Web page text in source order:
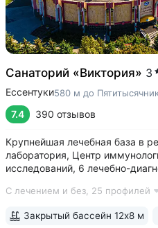
Санаторий «Виктория» 3
Ессентуки580 м до
7.4 390 отзывов
Крупнейшая лечебная база в
лаборатория, Центр
исследований, 6 лечебно-
Ессентуков. 18 минут
С лечением и без, 25 профилей
Закрытый бассейн 12х8 м